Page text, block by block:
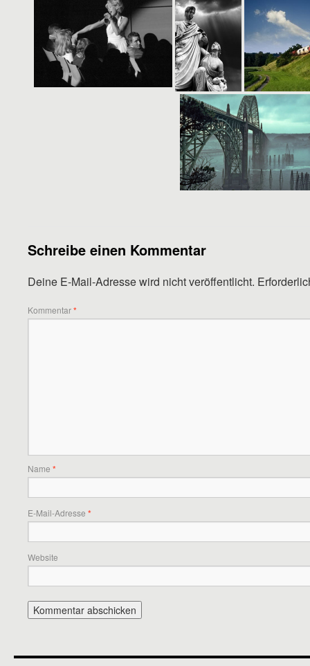
Schreibe einen Kommentar
Deine E-Mail-Adresse wird nicht veröffentlicht.
Kommentar*
Name *
E-Mail-Adresse *
Website